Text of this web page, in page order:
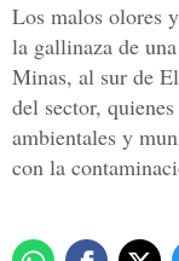
Los malos olores
la gallinaza de
Minas, al sur de
del sector,
ambientales y
con la